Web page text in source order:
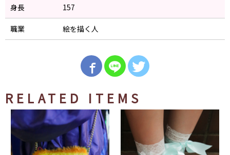
身長 157
職業 絵を描く人
RELATED ITEMS